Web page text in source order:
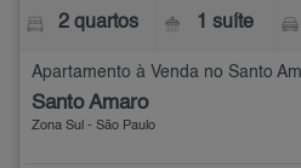
2 quartos 1 suíte
Apartamento à Venda no Santo
Santo Amaro
Zona Sul - São Paulo